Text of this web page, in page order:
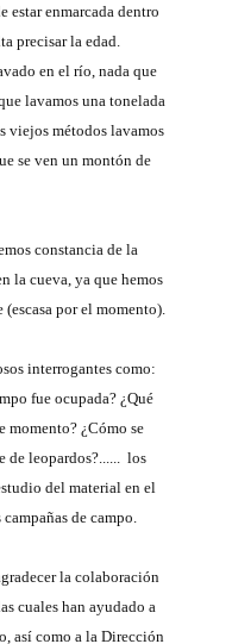
estar enmarcada dentro
precisar la edad.
en el río, nada que
lavamos una tonelada
viejos métodos lavamos
se ven un montón de
constancia de la
la cueva, ya que hemos
por el momento).
interrogantes como:
fue ocupada? ¿Qué
momento? ¿Cómo se
de leopardos?...... los
del material en el
de campo.
la colaboración
cuales han ayudado a
así como a la Dirección